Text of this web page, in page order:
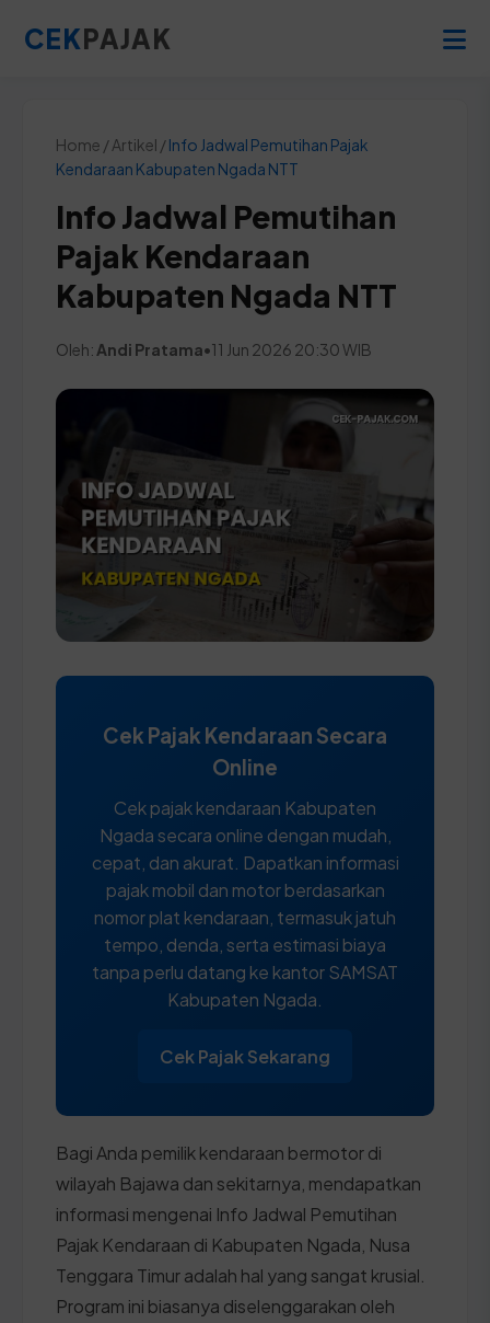
CEKPAJAK
Home / Artikel /Info Jadwal Pemutihan Pajak
Kendaraan Kabupaten Ngada NTT
Info Jadwal Pemutihan
Pajak Kendaraan
Kabupaten Ngada NTT
Oleh: Andi Pratama•11 Jun 2026 20:30 WIB
Cek Pajak Kendaraan Secara
Online
Cek pajak kendaraan Kabupaten
Ngada secara online dengan mudah,
cepat, dan akurat. Dapatkan informasi
pajak mobil dan motor berdasarkan
nomor plat kendaraan, termasuk jatuh
tempo, denda, serta estimasi biaya
tanpa perlu datang ke kantor SAMSAT
Kabupaten Ngada.
Cek Pajak Sekarang
Bagi Anda pemilik kendaraan bermotor di
wilayah Bajawa dan sekitarnya, mendapatkan
informasi mengenai Info Jadwal Pemutihan
Pajak Kendaraan di Kabupaten Ngada, Nusa
Tenggara Timur adalah hal yang sangat krusial.
Program ini biasanya diselenggarakan oleh